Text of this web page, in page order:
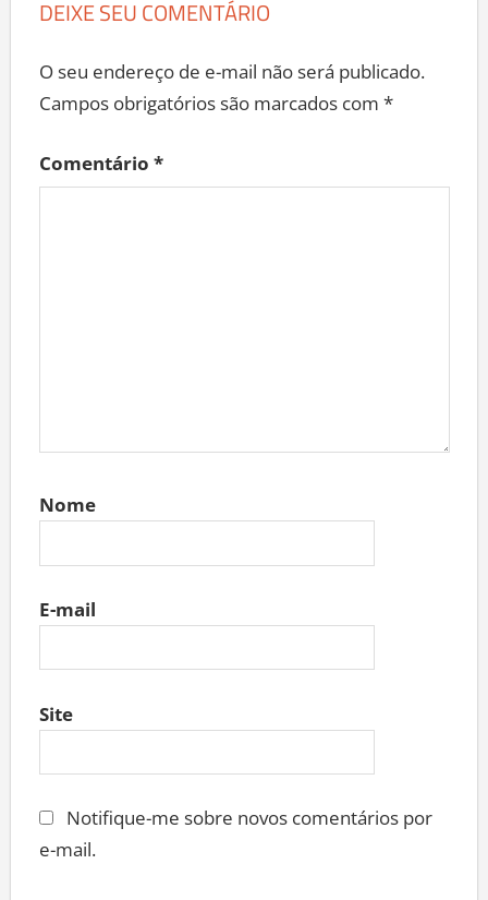
DEIXE SEU COMENTÁRIO
O seu endereço de e-mail não será publicado.
Campos obrigatórios são marcados com *
Comentário *
Nome
E-mail
Site
Notifique-me sobre novos comentários por
e-mail.